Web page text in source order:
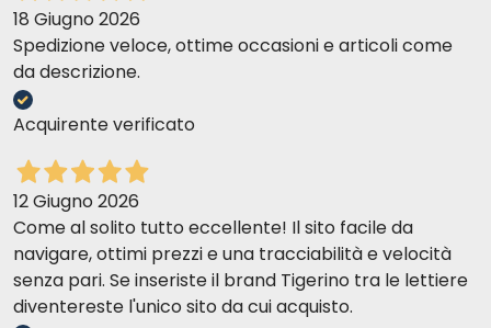
18 Giugno 2026
Spedizione veloce, ottime occasioni e articoli come
da descrizione.
Acquirente verificato
12 Giugno 2026
Come al solito tutto eccellente! Il sito facile da
navigare, ottimi prezzi e una tracciabilità e velocità
senza pari. Se inseriste il brand Tigerino tra le lettiere
diventereste l'unico sito da cui acquisto.